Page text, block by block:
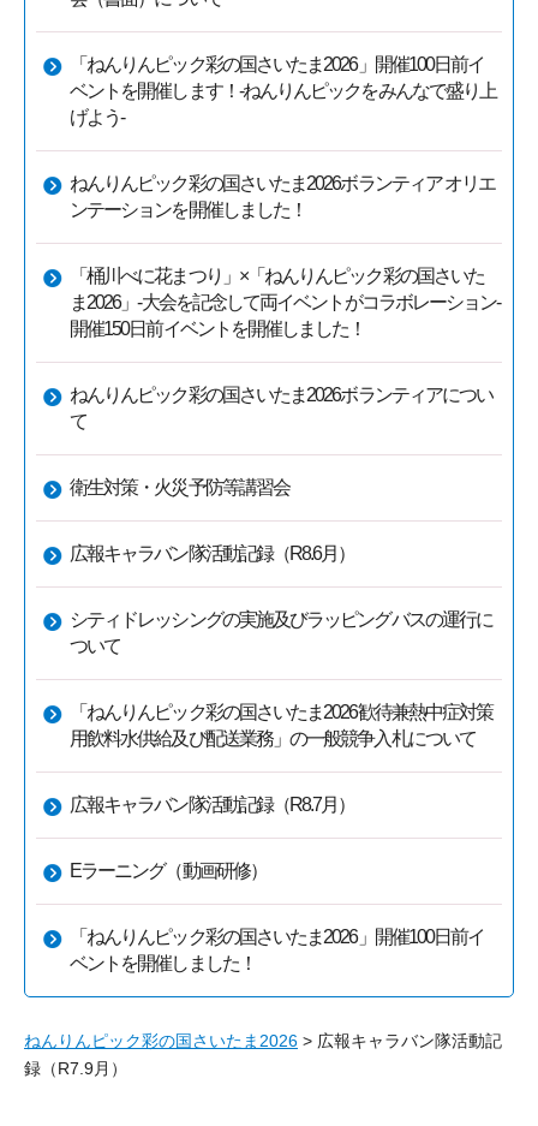
「ねんりんピック彩の国さいたま2026」開催100日前イ
ベントを開催します！-ねんりんピックをみんなで盛り上
げよう-
ねんりんピック彩の国さいたま2026ボランティア オリエ
ンテーションを開催しました！
「桶川べに花まつり」×「ねんりんピック彩の国さいた
ま2026」-大会を記念して両イベントがコラボレーション-
開催150日前イベントを開催しました！
ねんりんピック彩の国さいたま2026ボランティアについ
て
衛生対策・火災予防等講習会
広報キャラバン隊活動記録（R8.6月）
シティドレッシングの実施及びラッピングバスの運行に
ついて
「ねんりんピック彩の国さいたま2026歓待兼熱中症対策
用飲料水供給及び配送業務」の一般競争入札について
広報キャラバン隊活動記録（R8.7月）
Eラーニング（動画研修）
「ねんりんピック彩の国さいたま2026」開催100日前イ
ベントを開催しました！
ねんりんピック彩の国さいたま2026 > 広報キャラバン隊活動記
録（R7.9月）